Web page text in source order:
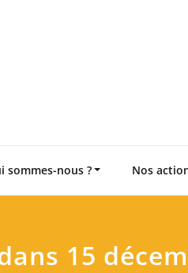
sommes-nous ? Nos
15